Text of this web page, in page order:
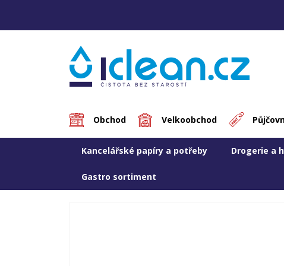
Obchod Velkoobchod
Kancelářské papíry a potřeby Drogerie a
Gastro sortiment